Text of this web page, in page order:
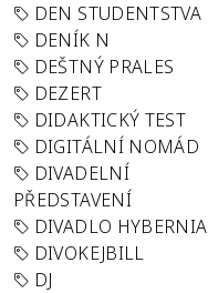
DEN STUDENTSTVA
DENÍK N
DEŠTNÝ PRALES
DEZERT
DIDAKTICKÝ TEST
DIGITÁLNÍ NOMÁD
DIVADELNÍ
PŘEDSTAVENÍ
DIVADLO HYBERNIA
DIVOKEJBILL
DJ